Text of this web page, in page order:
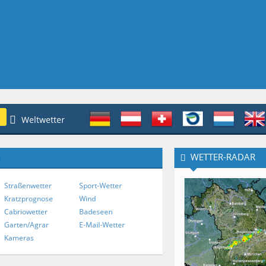
Weltwetter
Straßenwetter
Kratzprognose
Cabriowetter
Garten/Agrar
Kameras
Sport-Wetter
Wind
Badeseen
E-Mail-Wetter
WETTER-RADAR